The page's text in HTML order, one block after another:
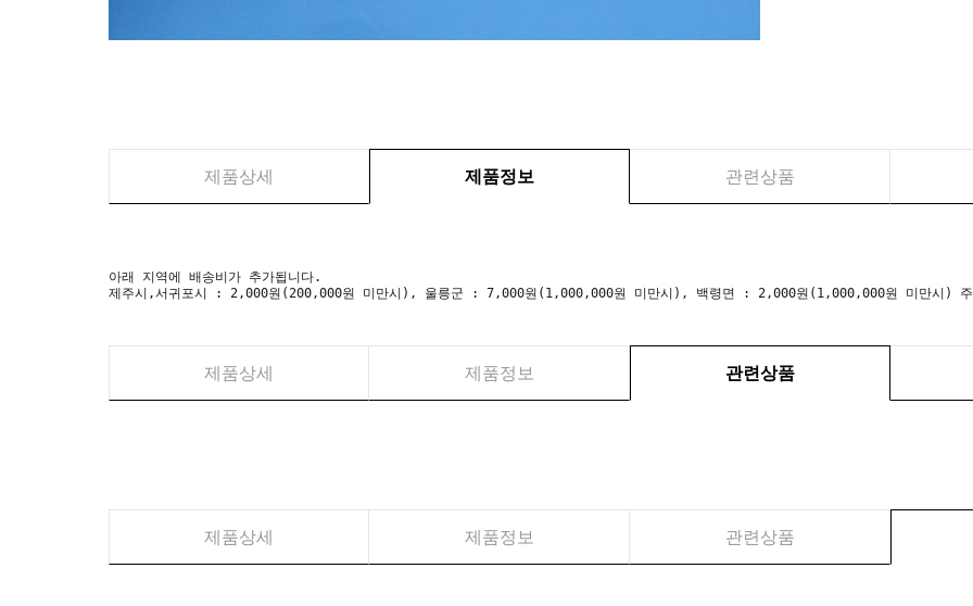
제품상세 제품정보 관련상품
아래 지역에 배송비가 추가됩니다.
제주시,서귀포시 : 2,000원(200,000원 미만시), 울릉군 : 7,000원(1,000,000원 미만시), 백령면 : 2,000원(1,000,000원 미만시) 주
제품상세 제품정보 관련상품
제품상세 제품정보 관련상품